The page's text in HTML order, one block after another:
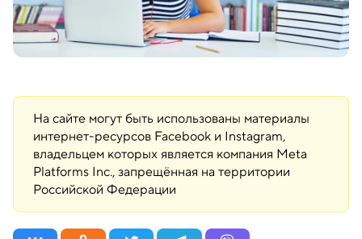
На сайте могут быть использованы материалы
интернет-ресурсов Facebook и Instagram,
владельцем которых является компания Meta
Platforms Inc., запрещённая на территории
Российской Федерации